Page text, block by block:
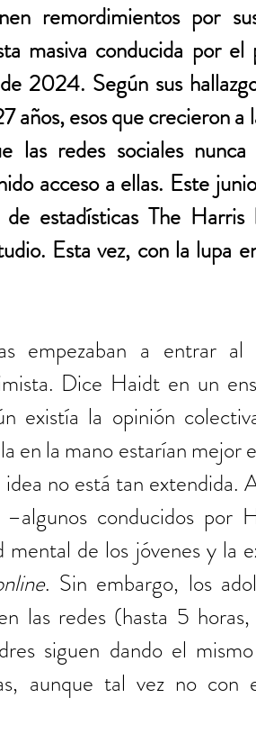
remordimientos por
masiva conducida por el
2024. Según sus
años, esos que crecieron a
las redes sociales nunca
acceso a ellas. Este
estadísticas The Harris
Esta vez, con la lupa
empezaban a entrar al
Dice Haidt en un
existía la opinión
en la mano estarían mejor
no está tan extendida.
conducidos por
de los jóvenes y la
. Sin embargo, los
las redes (hasta 5 horas,
siguen dando el
aunque tal vez no con